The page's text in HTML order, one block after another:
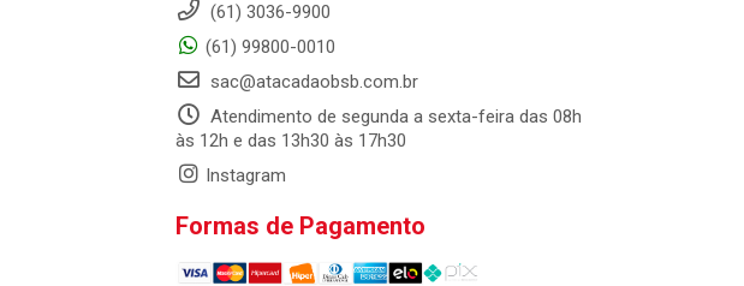
(61) 3036-9900
(61) 99800-0010
sac@atacadaobsb.com.br
Atendimento de segunda a sexta-feira das 08h
às 12h e das 13h30 às 17h30
Instagram
Formas de Pagamento